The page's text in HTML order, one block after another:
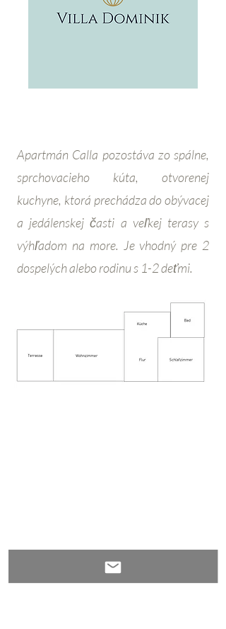
Apartmán Calla pozostáva zo spálne,
sprchovacieho kúta, otvorenej
kuchyne, ktorá prechádza do obývacej
a jedálenskej časti a veľkej terasy s
výhľadom na more. Je vhodný pre 2
dospelých alebo rodinu s 1-2 deťmi.